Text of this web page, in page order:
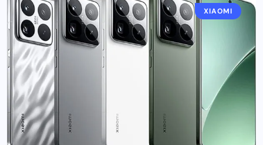
XIAOMI